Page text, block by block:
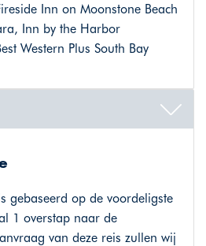
Inn on Moonstone Beach
Inn by the Harbor
Western Plus South Bay
gebaseerd op de voordeligste
1 overstap naar de
van deze reis zullen wij